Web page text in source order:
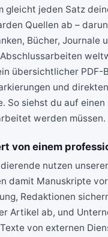
gleicht jeden Satz
Quellen ab –
Bücher, Journale
übersichtlicher PDF-
und
So siehst du auf
werden müssen.
von einem
nutzen
damit Manuskripte
Redaktionen
Artikel ab, und
von externen